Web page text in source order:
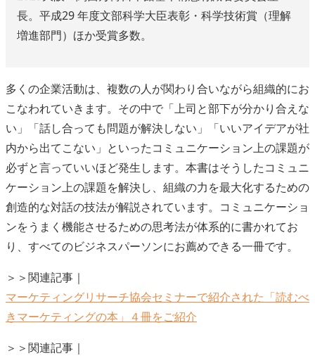
長。平成29 年度文部科学大臣表彰・科学技術賞（理解
増進部門）ほか受賞多数。
多くの企業活動は、複数の人が関わり合いながら組織的にお
こなわれていきます。その中で「上司と部下が分かり合えな
い」「話し合っても問題が解決しない」「いいアイデアが社
内から出てこない」といったコミュニケーション上の課題が
必ずと言っていいほど発生します。本書はそうしたコミュニ
ケーション上の課題を解決し、組織の力を最大化するための
創造的な対話の技法が解説されています。コミュニケーショ
ンをうまく機能させるための思考法が体系的に書かれてお
り、すべてのビジネスパーソンにお薦めできる一冊です。
＞＞関連記事｜
マーケティングリサーチ協会セミナーで紹介された「読むべ
きマーケティングの本」４冊をご紹介
＞＞関連記事｜